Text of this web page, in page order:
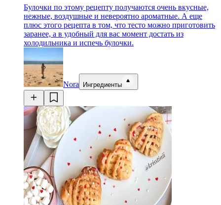
Булочки по этому рецепту получаются очень вкусные,
нежные, воздушные и невероятно ароматные. А еще
плюс этого рецепта в том, что тесто можно приготовить
заранее, а в удобный для вас момент достать из
холодильника и испечь булочки.
Nora Ингредиенты